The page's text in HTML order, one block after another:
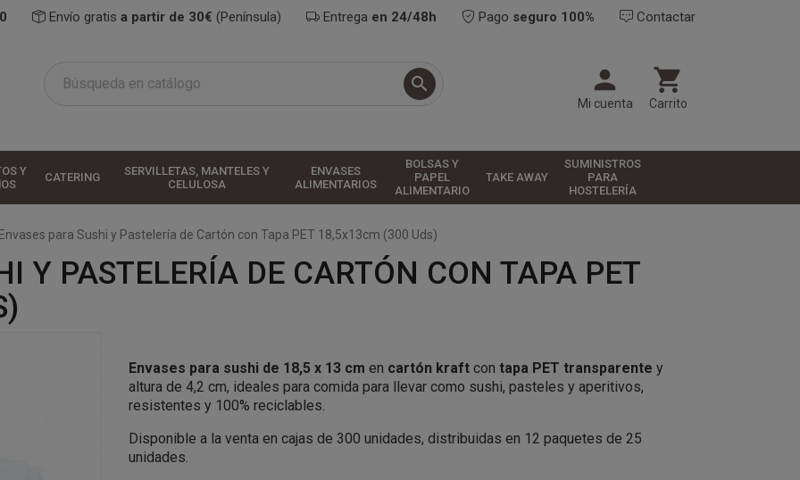
Envío gratis a partir de 30€ (Península) Entrega en 24/48h Pago seguro 100% Contactar
 
Mi cuenta

Carrito
Y
CATERING
SERVILLETAS, MANTELES Y
CELULOSA
ENVASES
ALIMENTARIOS
BOLSAS Y
PAPEL
ALIMENTARIO
TAKE AWAY
SUMINISTROS
PARA
HOSTELERÍA
para Sushi y Pastelería de Cartón con Tapa PET 18,5x13cm (300 Uds)
Y PASTELERÍA DE CARTÓN CON TAPA PET
Envases para sushi de 18,5 x 13 cm en cartón kraft con tapa PET transparente y
altura de 4,2 cm, ideales para comida para llevar como sushi, pasteles y aperitivos,
resistentes y 100% reciclables.
Disponible a la venta en cajas de 300 unidades, distribuidas en 12 paquetes de 25
unidades.